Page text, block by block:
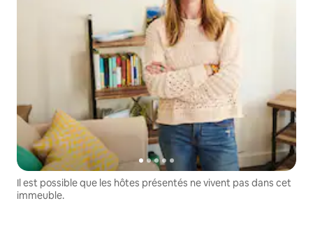
Il est possible que les hôtes présentés ne vivent pas dans cet
immeuble.